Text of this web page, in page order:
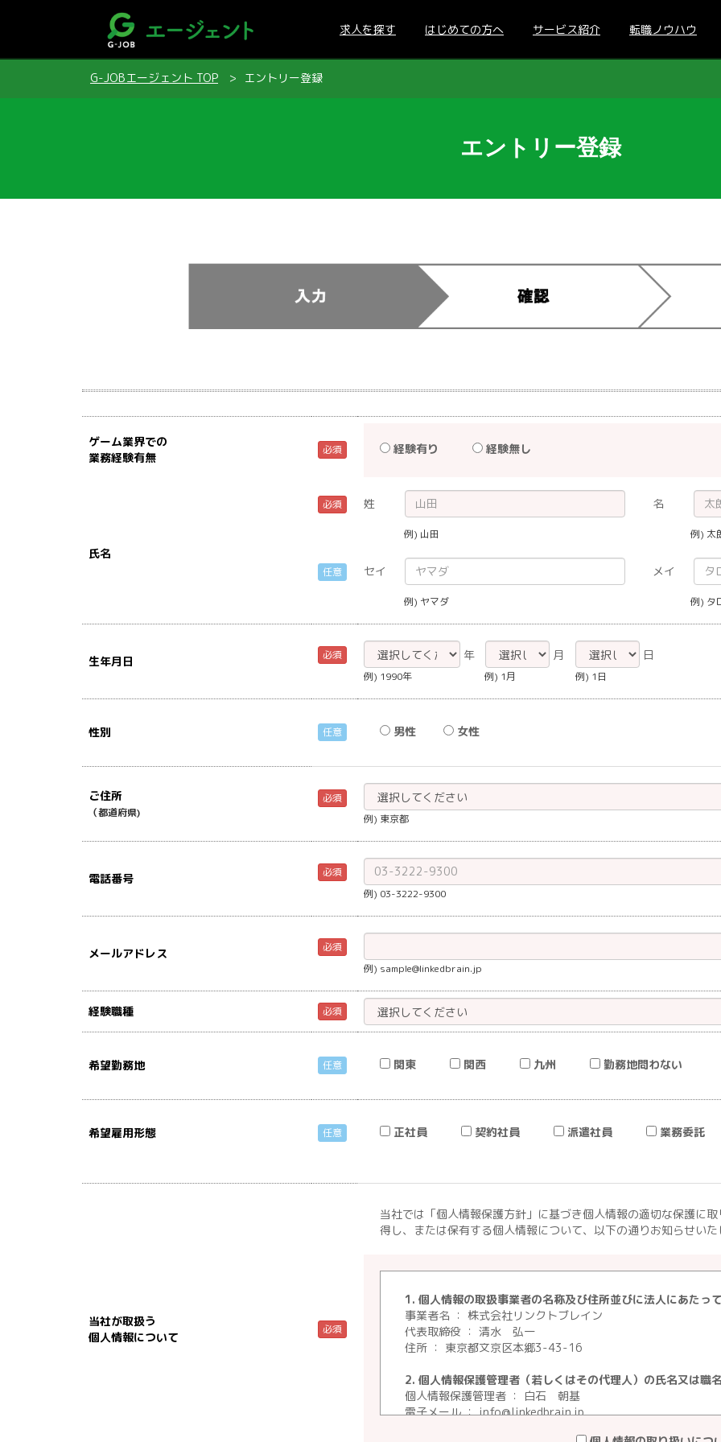
求人を探す はじめての方へ サービス紹介 転職ノウハウ
G-JOBエージェント TOP エントリー登録
エントリー登録
ゲーム業界での
業務経験有無
必須 経験有り 経験無し
氏名
必須
任意
姓 名
例) 山田 例) 太
セイ メイ
例) ヤマダ 例) タ
生年月日 必須 年 月 日
例) 1990年 例) 1月 例) 1日
性別 任意 男性 女性
ご住所
（都道府県)
必須
例) 東京都
電話番号
必須
例) 03-3222-9300
メールアドレス
必須
例) sample@linkedbrain.jp
経験職種 必須
希望勤務地 任意 関東 関西 九州 勤務地問わない
希望雇用形態 任意 正社員 契約社員 派遣社員 業務委託
当社が取扱う
個人情報について
必須
当社では「個人情報保護方針」に基づき個人情報の適切な保護に
得し、または保有する個人情報について、以下の通りお知らせい
1. 個人情報の取扱事業者の名称及び住所並びに法人にあたっ
事業者名 ： 株式会社リンクトブレイン
代表取締役 ： 清水 弘一
住所 ： 東京都文京区本郷3-43-16
2. 個人情報保護管理者（若しくはその代理人）の氏名又は職
個人情報保護管理者 ： 白石 朝基
電子メール ： info@linkedbrain.jp